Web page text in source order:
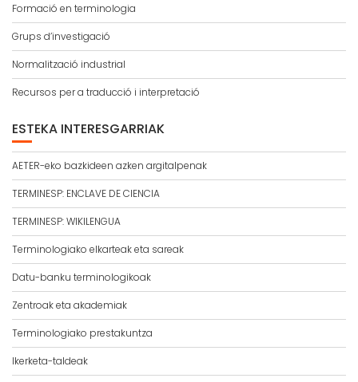
Formació en terminologia
Grups d’investigació
Normalització industrial
Recursos per a traducció i interpretació
ESTEKA INTERESGARRIAK
AETER-eko bazkideen azken argitalpenak
TERMINESP: ENCLAVE DE CIENCIA
TERMINESP: WIKILENGUA
Terminologiako elkarteak eta sareak
Datu-banku terminologikoak
Zentroak eta akademiak
Terminologiako prestakuntza
Ikerketa-taldeak